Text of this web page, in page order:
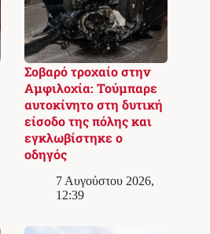
Σοβαρό τροχαίο στην
Αμφιλοχία: Τούμπαρε
αυτοκίνητο στη δυτική
είσοδο της πόλης και
εγκλωβίστηκε ο
οδηγός
7 Αυγούστου 2026,
12:39